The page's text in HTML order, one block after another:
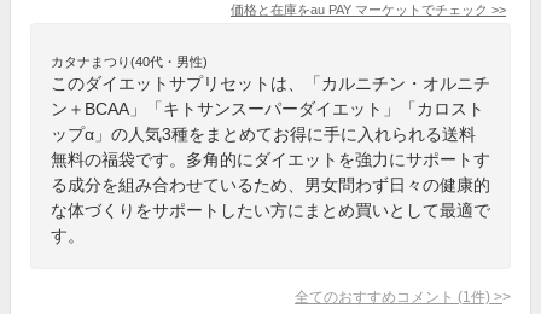
価格と在庫をau PAY マーケット でチェック >>
カタナまつり(40代・男性)
このダイエットサプリセットは、「カルニチン・オルニチ
ン＋BCAA」「キトサンスーパーダイエット」「カロスト
ップα」の人気3種をまとめてお得に手に入れられる送料
無料の福袋です。多角的にダイエットを強力にサポートす
る成分を組み合わせているため、男女問わず日々の健康的
な体づくりをサポートしたい方にまとめ買いとして最適で
す。
全てのおすすめコメント (1 件) >